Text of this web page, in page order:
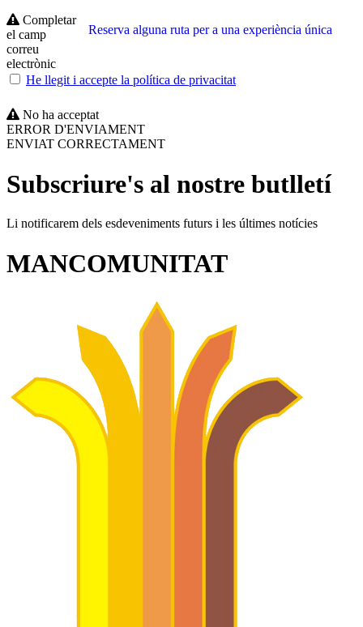
Reserva alguna ruta per a una experiència única
Completar
el camp
correu
electrònic
He llegit i accepte la política de privacitat
No ha acceptat
ERROR D'ENVIAMENT
ENVIAT CORRECTAMENT
Subscriure's al nostre butlletí
Li notificarem dels esdeveniments futurs i les últimes notícies
MANCOMUNITAT